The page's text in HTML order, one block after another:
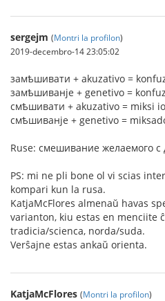
sergejm (Montri la profilon)
2019-decembro-14 23:05:02
замѣшивати + akuzativo =
замѣшиванje + genetivo =
смѣшивати + akuzativo = miksi
смѣшиванje + genetivo =
Ruse: смешивание желаемого с
PS: mi ne pli bone ol vi scias
kompari kun la rusa.
KatjaMcFlores almenaŭ havas
varianton, kiu estas en menciite
tradicia/scienca, norda/suda.
Verŝajne estas ankaŭ orienta.
KatjaMcFlores (Montri la profilon)